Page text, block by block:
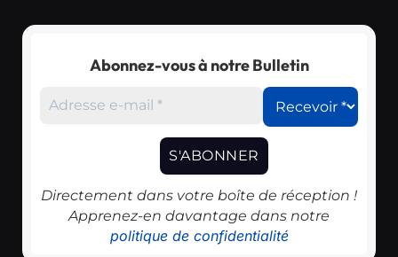
Abonnez-vous à notre Bulletin
Directement dans votre boîte de réception !
Apprenez-en davantage dans notre
politique de confidentialité